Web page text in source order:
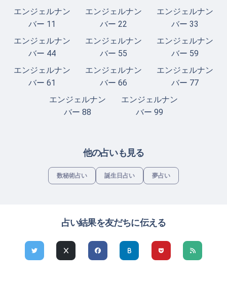
エンジェルナン
バー 11
エンジェルナン
バー 22
エンジェルナン
バー 33
エンジェルナン
バー 44
エンジェルナン
バー 55
エンジェルナン
バー 59
エンジェルナン
バー 61
エンジェルナン
バー 66
エンジェルナン
バー 77
エンジェルナン
バー 88
エンジェルナン
バー 99
他の占いも見る
数秘術占い 誕生日占い 夢占い
占い結果を友だちに伝える